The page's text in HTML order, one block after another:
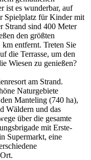
ist es wunderbar, auf
Spielplatz für Kinder mit
Strand sind 400 Meter
den größten
entfernt. Treten Sie
die Terrasse, um den
Wiesen zu genießen?
am Strand.
Naturgebiete
Manteling (740 ha),
Wäldern und das
über die gesamte
mit Erste-
Supermarkt, eine